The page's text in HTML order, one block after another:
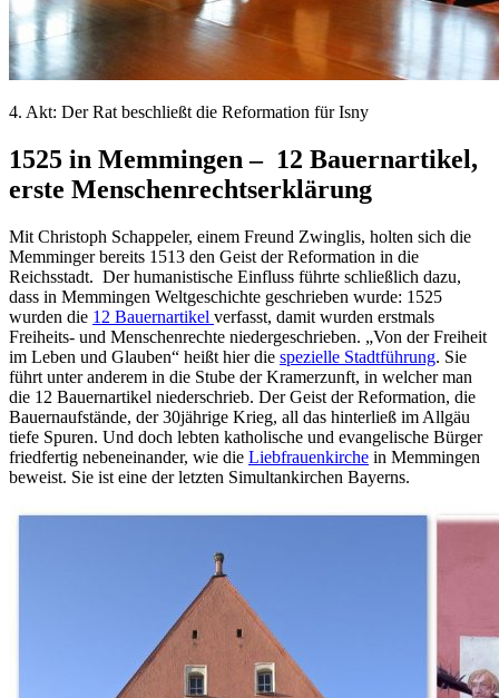
4. Akt: Der Rat beschließt die Reformation für Isny
1525 in Memmingen – 12 Bauernartikel,
erste Menschenrechtserklärung
Mit Christoph Schappeler, einem Freund Zwinglis, holten sich die
Memminger bereits 1513 den Geist der Reformation in die
Reichsstadt. Der humanistische Einfluss führte schließlich dazu,
dass in Memmingen Weltgeschichte geschrieben wurde: 1525
wurden die 12 Bauernartikel verfasst, damit wurden erstmals
Freiheits- und Menschenrechte niedergeschrieben. „Von der Freiheit
im Leben und Glauben“ heißt hier die spezielle Stadtführung. Sie
führt unter anderem in die Stube der Kramerzunft, in welcher man
die 12 Bauernartikel niederschrieb. Der Geist der Reformation, die
Bauernaufstände, der 30jährige Krieg, all das hinterließ im Allgäu
tiefe Spuren. Und doch lebten katholische und evangelische Bürger
friedfertig nebeneinander, wie die Liebfrauenkirche in Memmingen
beweist. Sie ist eine der letzten Simultankirchen Bayerns.